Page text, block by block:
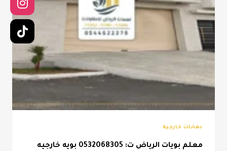
دهانات خارجية
معلم بويات الرياض ت: 0532068305 بويه خارجيه